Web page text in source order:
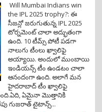
Will Mumbai Indians win
the IPL 2025 trophy?: ఈ
సీజన్లో జరుగుతున్న IPL 2025
టోర్నమెంట్ చాలా అద్భుతంగా
ఉంది. 10 టీమ్స్ పోటీ పడగా
నాలుగు టీంలు ఖ్వాలిఫై
అయ్యాయి. అందులో ముంబాయి
ఇండియన్స్ టీం ఉండటం చాలా
ఆనందంగా ఉంది. అలాగే మన
హైదరాబాద్ టీం ఖ్వాలిఫై
ఏమైనా మొత్తానికి
గుజరాత్ టైటాన్స్...